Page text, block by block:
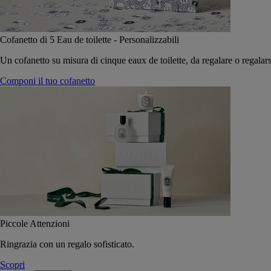
Cofanetto di 5 Eau de toilette - Personalizzabili
Un cofanetto su misura di cinque eaux de toilette, da regalare o
Componi il tuo cofanetto
Piccole Attenzioni
Ringrazia con un regalo sofisticato.
Scopri